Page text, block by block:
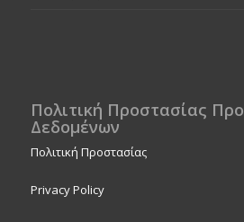
Πολιτική Προστασίας
Δεδομένων
Πολιτική Προστασίας
Privacy Policy